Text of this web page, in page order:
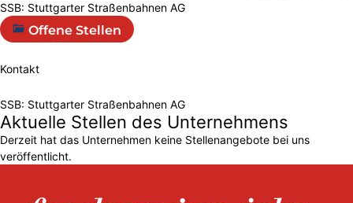
SSB: Stuttgarter Straßenbahnen AG
Offene Stellen
Kontakt
SSB: Stuttgarter Straßenbahnen AG
Aktuelle Stellen des Unternehmens
Derzeit hat das Unternehmen keine Stellenangebote bei uns
veröffentlicht.